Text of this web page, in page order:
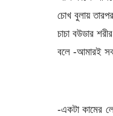
চোখ বুলায়
চাচা বউডার
বলে -আমারই
-একটা কামের